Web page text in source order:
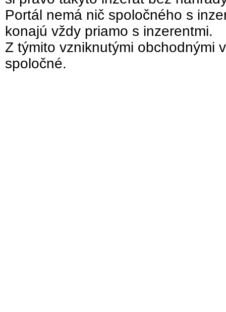
Portál nemá nič spoločného s
konajú vždy priamo s inzerentmi.
Z týmito vzniknutými obchodnými
spoločné.